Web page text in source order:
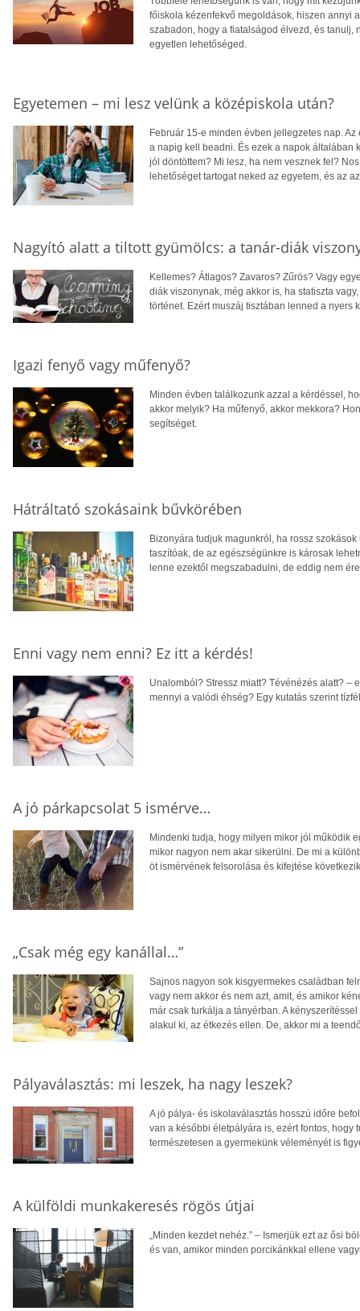
főiskola kézenfekvő megoldások, hiszen annyi
szabadon, hogy a fiatalságod élvezd, és tanulj,
egyetlen lehetőséged.
Egyetemen – mi lesz velünk a középiskola után?
Február 15-e minden évben jellegzetes nap.
a napig kell beadni. És ezek a napok általában
jól döntöttem? Mi lesz, ha nem vesznek fel?
lehetőséget tartogat neked az egyetem, és az
Nagyító alatt a tiltott gyümölcs: a tanár-diák
Kellemes? Átlagos? Zavaros? Zűrös? Vagy
diák viszonynak, még akkor is, ha statiszta
történet. Ezért muszáj tisztában lenned a nyers
Igazi fenyő vagy műfenyő?
Minden évben találkozunk azzal a kérdéssel,
akkor melyik? Ha műfenyő, akkor mekkora?
segítséget.
Hátráltató szokásaink bűvkörében
Bizonyára tudjuk magunkról, ha rossz
taszítóak, de az egészségünkre is károsak
lenne ezektől megszabadulni, de eddig nem
Enni vagy nem enni? Ez itt a kérdés!
Unalomból? Stressz miatt? Tévénézés alatt? –
mennyi a valódi éhség? Egy kutatás szerint
A jó párkapcsolat 5 ismérve…
Mindenki tudja, hogy milyen mikor jól működik
mikor nagyon nem akar sikerülni. De mi a
öt ismérvének felsorolása és kifejtése
„Csak még egy kanállal…”
Sajnos nagyon sok kisgyermekes családban
vagy nem akkor és nem azt, amit, és amikor
már csak turkálja a tányérban. A
alakul ki, az étkezés ellen. De, akkor mi a
Pályaválasztás: mi leszek, ha nagy leszek?
A jó pálya- és iskolaválasztás hosszú időre
van a későbbi életpályára is, ezért fontos,
természetesen a gyermekünk véleményét is
A külföldi munkakeresés rögös útjai
„Minden kezdet nehéz.” – Ismerjük ezt az ősi
és van, amikor minden porcikánkkal ellene